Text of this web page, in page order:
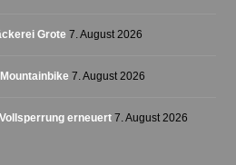
Grote 7. August 2026
7. August 2026
erneuert 7. August 2026